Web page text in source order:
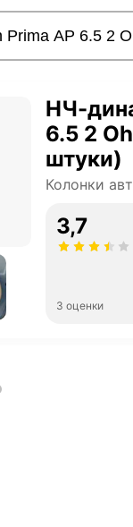
НЧ-
6.5 2
штуки)
Колонки
3,7
3 оценки